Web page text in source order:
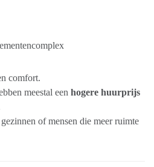
comfort.
meestal een hogere huurprijs
of mensen die meer ruimte